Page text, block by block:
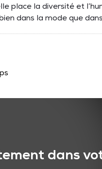
place la diversité et
dans la mode que
dans